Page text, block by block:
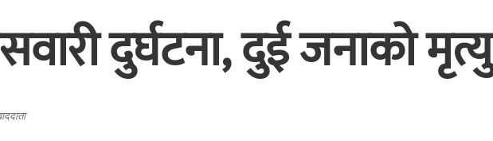
दुर्घटना, दुई जनाको मृत्यु